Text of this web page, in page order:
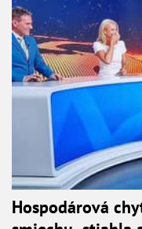
Hospodárová